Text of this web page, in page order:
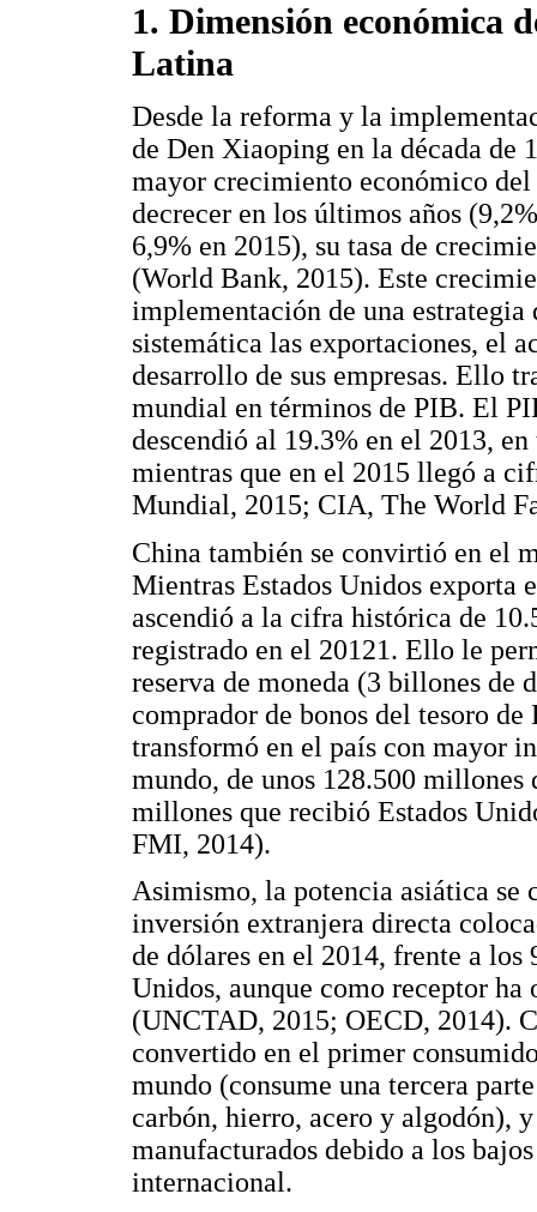
1. Dimensión económica
Latina
Desde la reforma y la
de Den Xiaoping en la década de
mayor crecimiento económico
decrecer en los últimos años
6,9% en 2015), su tasa de
(World Bank, 2015). Este
implementación de una
sistemática las exportaciones, el
desarrollo de sus empresas. Ello
mundial en términos de PIB. El
descendió al 19.3% en el 2013,
mientras que en el 2015 llegó a
Mundial, 2015; CIA, The World
China también se convirtió en el
Mientras Estados Unidos exporta
ascendió a la cifra histórica de
registrado en el 20121. Ello le
reserva de moneda (3 billones de
comprador de bonos del tesoro
transformó en el país con mayor
mundo, de unos 128.500 millones
millones que recibió Estados
FMI, 2014).
Asimismo, la potencia asiática
inversión extranjera directa
de dólares en el 2014, frente a
Unidos, aunque como receptor
(UNCTAD, 2015; OECD, 2014).
convertido en el primer
mundo (consume una tercera
carbón, hierro, acero y algodón),
manufacturados debido a los
internacional.